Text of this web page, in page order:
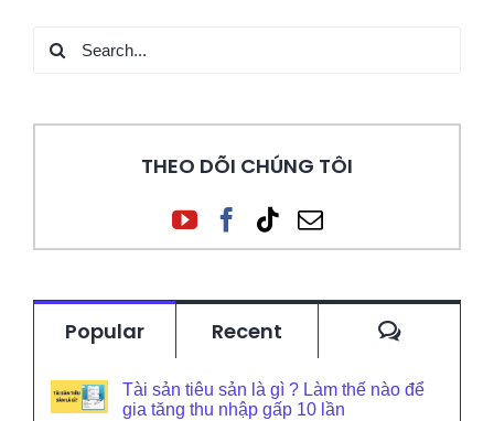
Search
THEO DÕI CHÚNG TÔI
Popular Recent
Tài sản tiêu sản là gì ? Làm thế nào để
gia tăng thu nhập gấp 10 lần